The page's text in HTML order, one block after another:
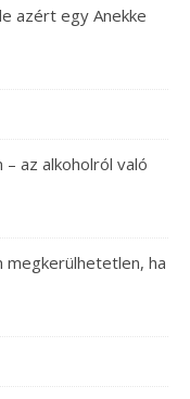
azért egy Anekke
az alkoholról való
ha